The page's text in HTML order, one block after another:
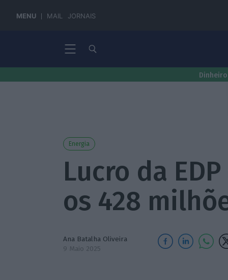
MENU MAIL JORNAIS
Dinheiro
Energia
Lucro da
os 428
Ana Batalha Oliveira
9 Maio 2025